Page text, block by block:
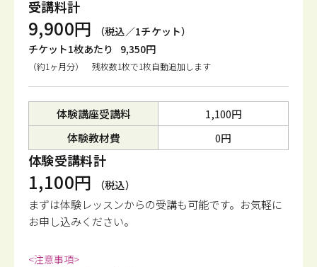
受講料計
9,900円
（税込／1チケット）
チケット1枚あたり
9,350円
（約1ヶ月分） 残枚数1枚で1枚自動追加します
体験講座受講料
1,100円
体験教材費
0円
体験受講料計
1,100円 （税込）
まずは体験レッスンからの受講も可能です。 お気軽に
お申し込みください。
<注意事項>